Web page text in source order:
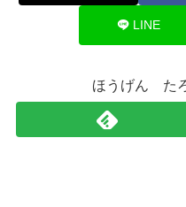
LINE
ほうげん た